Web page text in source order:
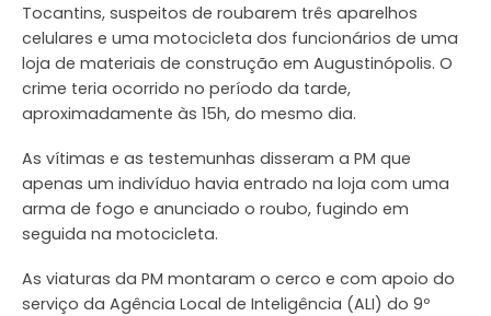
Tocantins, suspeitos de roubarem três aparelhos
celulares e uma motocicleta dos funcionários de uma
loja de materiais de construção em Augustinópolis. O
crime teria ocorrido no período da tarde,
aproximadamente às 15h, do mesmo dia.
As vítimas e as testemunhas disseram a PM que
apenas um indivíduo havia entrado na loja com uma
arma de fogo e anunciado o roubo, fugindo em
seguida na motocicleta.
As viaturas da PM montaram o cerco e com apoio do
serviço da Agência Local de Inteligência (ALI) do 9º